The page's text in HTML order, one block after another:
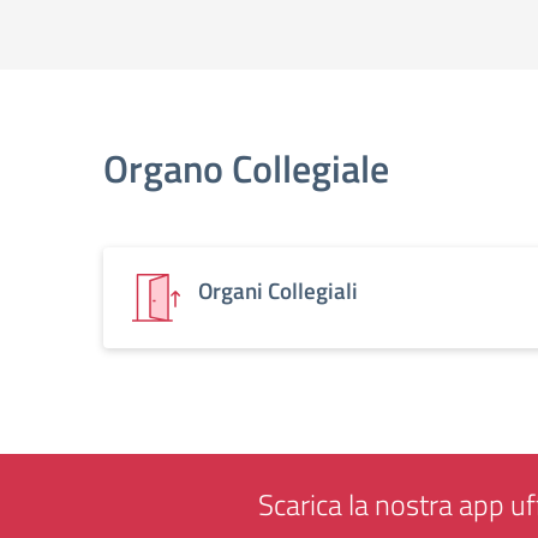
Organo Collegiale
Organi Collegiali
Scarica la nostra app